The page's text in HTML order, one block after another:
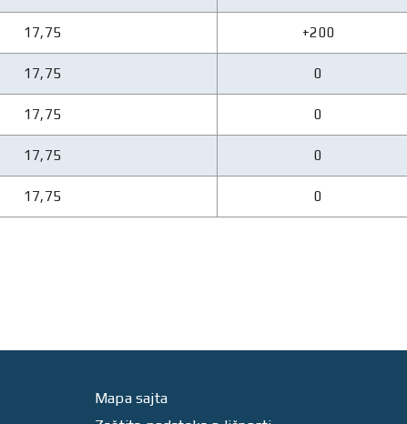
17,75 +200
17,75 0
17,75 0
17,75 0
17,75 0
Mapa sajta